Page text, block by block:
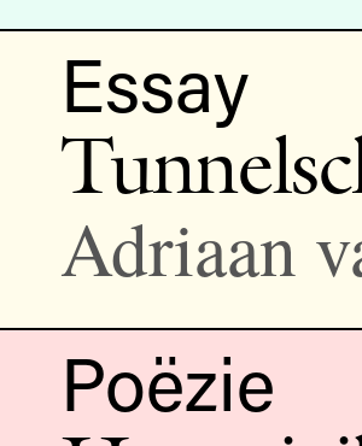
Essay
Adriaan
Poëzie